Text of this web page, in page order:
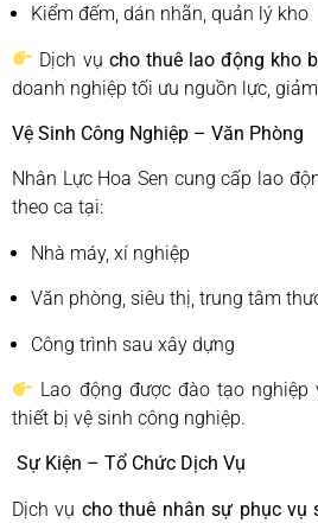
Kiểm đếm, dán nhãn, quản lý kho
Dịch vụ cho thuê lao động kho
doanh nghiệp tối ưu nguồn lực,
Vệ Sinh Công Nghiệp – Văn Phòng
Nhân Lực Hoa Sen cung cấp lao
theo ca tại:
Nhà máy, xí nghiệp
Văn phòng, siêu thị, trung tâm
Công trình sau xây dựng
Lao động được đào tạo
thiết bị vệ sinh công nghiệp.
Sự Kiện – Tổ Chức Dịch Vụ
Dịch vụ cho thuê nhân sự phục vụ